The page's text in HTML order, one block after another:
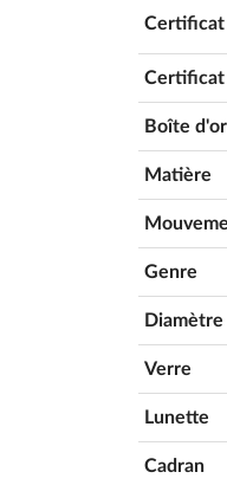
Certificat
Boîte
Matière
Genre
Diamètre
Verre
Lunette
Cadran